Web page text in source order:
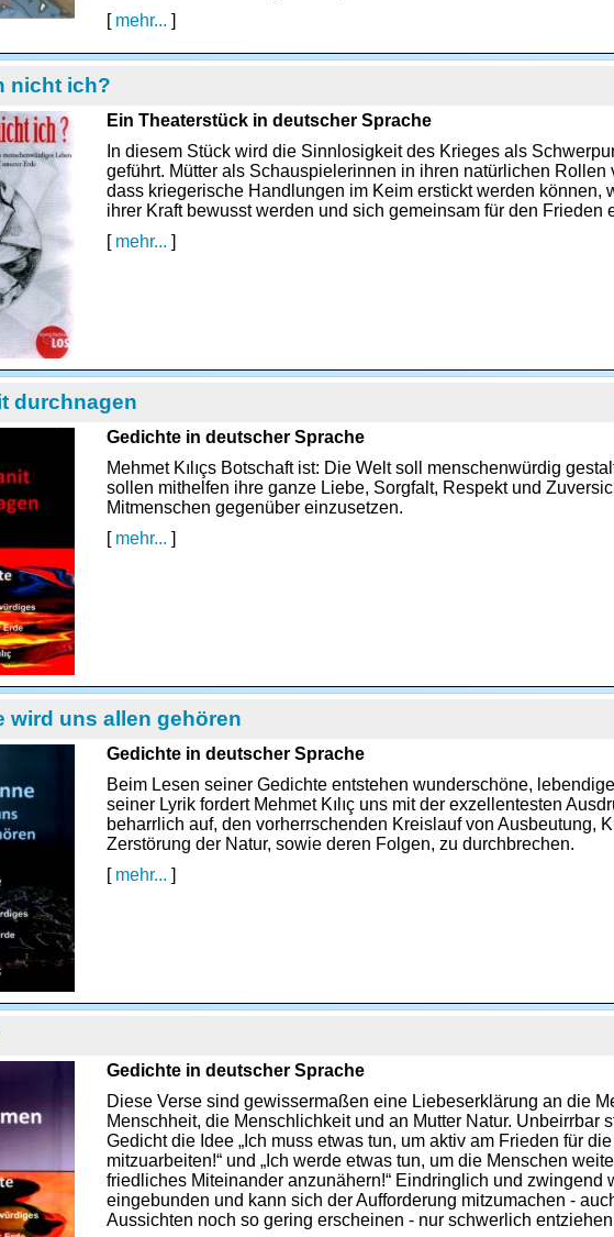
[ mehr... ]
nicht ich?
Ein Theaterstück in deutscher Sprache
In diesem Stück wird die Sinnlosigkeit des Krieges als
geführt. Mütter als Schauspielerinnen in ihren natürlichen Rollen
dass kriegerische Handlungen im Keim erstickt werden können,
ihrer Kraft bewusst werden und sich gemeinsam für den Frieden
[ mehr... ]
durchnagen
Gedichte in deutscher Sprache
Mehmet Kılıçs Botschaft ist: Die Welt soll menschenwürdig
sollen mithelfen ihre ganze Liebe, Sorgfalt, Respekt und
Mitmenschen gegenüber einzusetzen.
[ mehr... ]
wird uns allen gehören
Gedichte in deutscher Sprache
Beim Lesen seiner Gedichte entstehen wunderschöne,
seiner Lyrik fordert Mehmet Kılıç uns mit der exzellentesten
beharrlich auf, den vorherrschenden Kreislauf von Ausbeutung,
Zerstörung der Natur, sowie deren Folgen, zu durchbrechen.
[ mehr... ]
Gedichte in deutscher Sprache
Diese Verse sind gewissermaßen eine Liebeserklärung an die
Menschheit, die Menschlichkeit und an Mutter Natur. Unbeirrbar
Gedicht die Idee „Ich muss etwas tun, um aktiv am Frieden für
mitzuarbeiten!“ und „Ich werde etwas tun, um die Menschen
friedliches Miteinander anzunähern!“ Eindringlich und zwingend
eingebunden und kann sich der Aufforderung mitzumachen -
Aussichten noch so gering erscheinen - nur schwerlich